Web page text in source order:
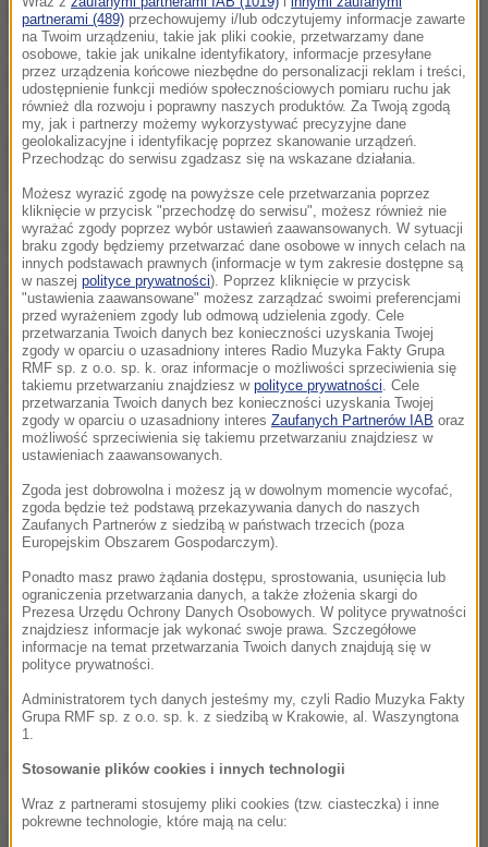
Hłasko od 1954 r. publikował fragmenty "Wilka" w
czasopismach literackich. Jak donosi portal
Booklips.pl, Radosław Młynarczyk, autor
opracowania i komentarza do książki, wskazał trzy
powody, dla których Hłasko mógł zaniechać
Pierwszy powód to odwilż 1956, dzięki której pisarze
mogli pozwolić sobie na nieco większą swobodę
twórczą - Hłasko, zyskujący już wówczas opinię
skandalisty, mógł niechętnym okiem patrzeć na
utwór o wyraźnie socjalistycznym wydźwięku.
Całkiem prawdopodobne, że nie był też z powieści
zadowolony. Trzecim powodem był
wcześniej stylizacja na zwykłego robotnika.
Akcja "Wilka" toczy się w 20-leciu międzywojennym.
To opowieść o dorastającym na Marymoncie Ryśku
Lewandowskim, który marzy o lepszym życiu, szuka
wzorców. Kocha też westerny, w których znajduje
spełnienie swoich marzeń.
(ug)
Źródło: RMF FM/PAP
partnerami (489) przechowujemy i/lub odczytujemy informacje zawarte
na Twoim urządzeniu, takie jak pliki cookie, przetwarzamy dane
osobowe, takie jak unikalne identyfikatory, informacje przesyłane
przez urządzenia końcowe niezbędne do personalizacji reklam i treści,
udostępnienie funkcji mediów społecznościowych pomiaru ruchu jak
również dla rozwoju i poprawny naszych produktów. Za Twoją zgodą
my, jak i partnerzy możemy wykorzystywać precyzyjne dane
geolokalizacyjne i identyfikację poprzez skanowanie urządzeń.
Przechodząc do serwisu zgadzasz się na wskazane działania.
Możesz wyrazić zgodę na powyższe cele przetwarzania poprzez
kliknięcie w przycisk "przechodzę do serwisu", możesz również nie
wyrażać zgody poprzez wybór ustawień zaawansowanych. W sytuacji
braku zgody będziemy przetwarzać dane osobowe w innych celach na
innych podstawach prawnych (informacje w tym zakresie dostępne są
w naszej polityce prywatności). Poprzez kliknięcie w przycisk
"ustawienia zaawansowane" możesz zarządzać swoimi preferencjami
przed wyrażeniem zgody lub odmową udzielenia zgody. Cele
przetwarzania Twoich danych bez konieczności uzyskania Twojej
zgody w oparciu o uzasadniony interes Radio Muzyka Fakty Grupa
RMF sp. z o.o. sp. k. oraz informacje o możliwości sprzeciwienia się
takiemu przetwarzaniu znajdziesz w polityce prywatności . Cele
przetwarzania Twoich danych bez konieczności uzyskania Twojej
zgody w oparciu o uzasadniony interes Zaufanych Partnerów IAB oraz
możliwość sprzeciwienia się takiemu przetwarzaniu znajdziesz w
ustawieniach zaawansowanych.
Zgoda jest dobrowolna i możesz ją w dowolnym momencie wycofać,
zgoda będzie też podstawą przekazywania danych do naszych
Zaufanych Partnerów z siedzibą w państwach trzecich (poza
Europejskim Obszarem Gospodarczym).
Ponadto masz prawo żądania dostępu, sprostowania, usunięcia lub
ograniczenia przetwarzania danych, a także złożenia skargi do
Prezesa Urzędu Ochrony Danych Osobowych. W polityce prywatności
znajdziesz informacje jak wykonać swoje prawa. Szczegółowe
informacje na temat przetwarzania Twoich danych znajdują się w
polityce prywatności.
Administratorem tych danych jesteśmy my, czyli Radio Muzyka Fakty
Grupa RMF sp. z o.o. sp. k. z siedzibą w Krakowie, al. Waszyngtona
1.
Stosowanie plików cookies i innych technologii
Wraz z partnerami stosujemy pliki cookies (tzw. ciasteczka) i inne
pokrewne technologie, które mają na celu: